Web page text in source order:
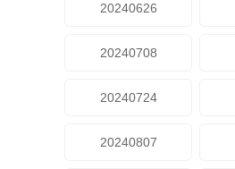
20240626
20240708
20240724
20240807